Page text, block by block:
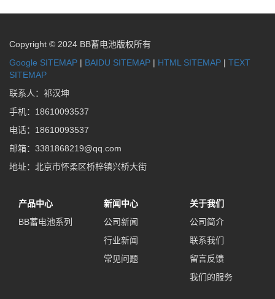
Copyright © 2024 BB蓄电池版权所有
Google SITEMAP | BAIDU SITEMAP | HTML SITEMAP | TEXT
SITEMAP
联系人：祁汉坤
手机：18610093537
电话：18610093537
邮箱：3381868219@qq.com
地址：北京市怀柔区桥梓镇兴桥大街
产品中心
BB蓄电池系列
新闻中心
公司新闻
行业新闻
常见问题
关于我们
公司简介
联系我们
留言反馈
我们的服务